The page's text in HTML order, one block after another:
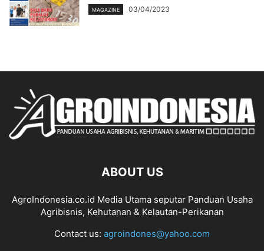
MAGAZINE 03/04/2023
ABOUT US
AgroIndonesia.co.id Media Utama seputar Panduan Usaha
Agribisnis, Kehutanan & Kelautan-Perikanan
Contact us: agroindones@yahoo.com